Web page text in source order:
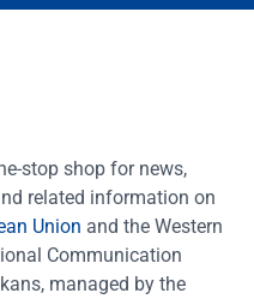
stop shop for news,
related information on
Union and the Western
Communication
managed by the